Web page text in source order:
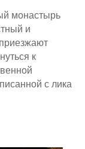
монастырь
и
к
с лика